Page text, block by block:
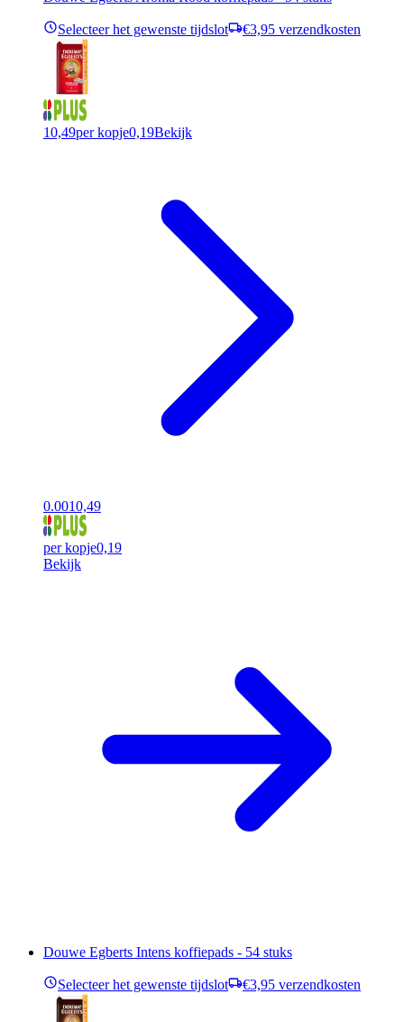
Selecteer het gewenste tijdslot €3,95 verzendkosten
10,49per kopje0,19Bekijk
0.0010,49
per kopje0,19
Bekijk
Douwe Egberts Intens koffiepads - 54 stuks
Selecteer het gewenste tijdslot €3,95 verzendkosten